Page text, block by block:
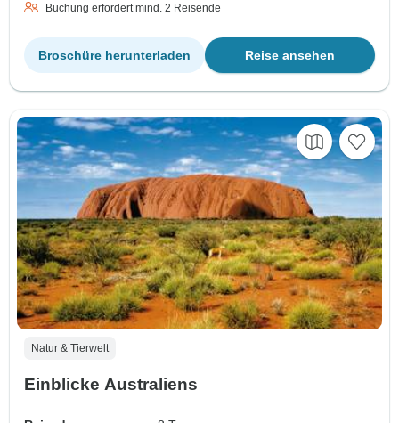
Buchung erfordert mind. 2 Reisende
Reise ansehen
Broschüre herunterladen
Natur & Tierwelt
Einblicke Australiens